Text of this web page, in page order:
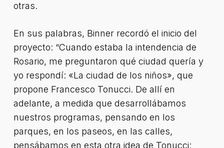
otras.
En sus palabras, Binner recordó el inicio del
proyecto: “Cuando estaba la intendencia de
Rosario, me preguntaron qué ciudad quería y
yo respondí: «La ciudad de los niños», que
propone Francesco Tonucci. De allí en
adelante, a medida que desarrollábamos
nuestros programas, pensando en los
parques, en los paseos, en las calles,
pensábamos en esta otra idea de Tonucci: